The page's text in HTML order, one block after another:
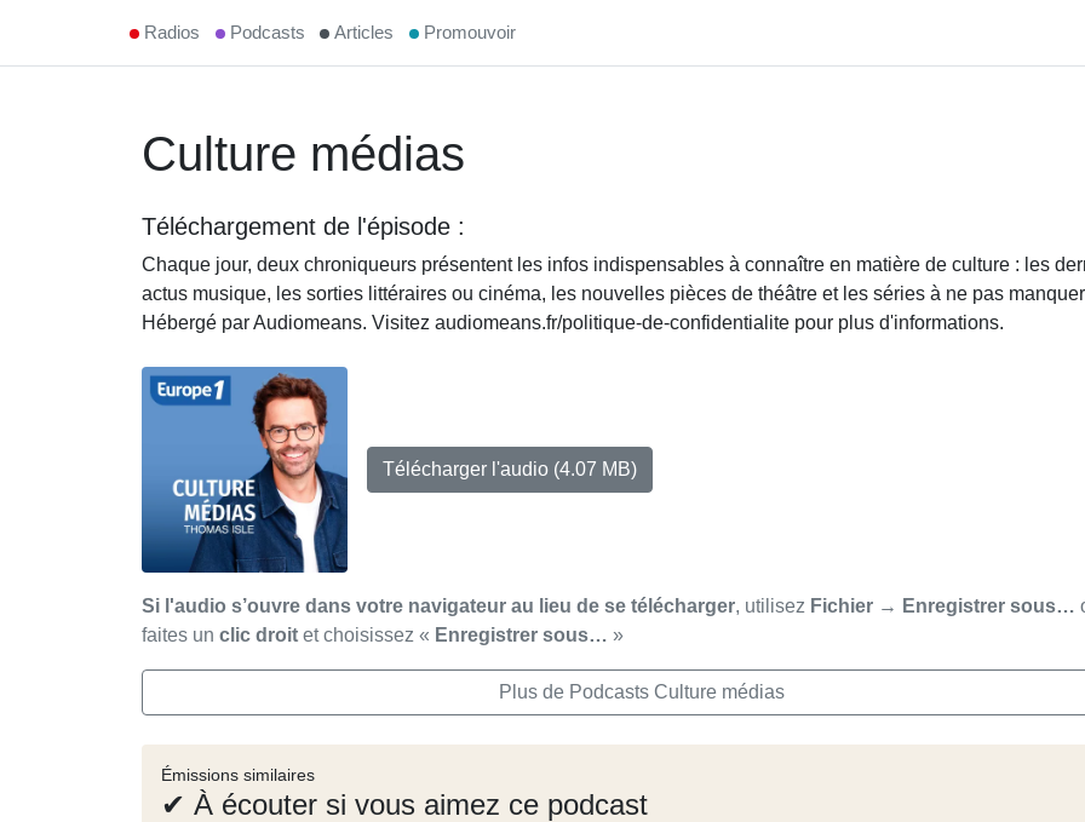
Radios Podcasts Articles Promouvoir
Culture médias
Téléchargement de l'épisode :
Chaque jour, deux chroniqueurs présentent les infos indispensables à connaître en matière de culture : les
actus musique, les sorties littéraires ou cinéma, les nouvelles pièces de théâtre et les séries à ne pas
Hébergé par Audiomeans. Visitez audiomeans.fr/politique-de-confidentialite pour plus d'informations.
Télécharger l'audio (4.07 MB)
Si l'audio s’ouvre dans votre navigateur au lieu de se télécharger, utilisez Fichier → Enregistrer sous…
faites un clic droit et choisissez « Enregistrer sous… »
Plus de Podcasts Culture médias
Émissions similaires
✔ À écouter si vous aimez ce podcast